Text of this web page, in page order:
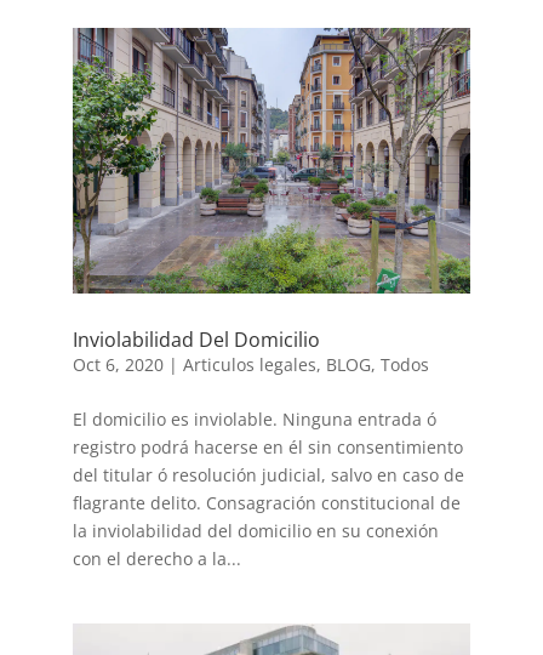
Inviolabilidad Del Domicilio
Oct 6, 2020| Articulos legales, BLOG, Todos
El domicilio es inviolable. Ninguna entrada ó
registro podrá hacerse en él sin consentimiento
del titular ó resolución judicial, salvo en caso de
flagrante delito. Consagración constitucional de
la inviolabilidad del domicilio en su conexión
con el derecho a la...